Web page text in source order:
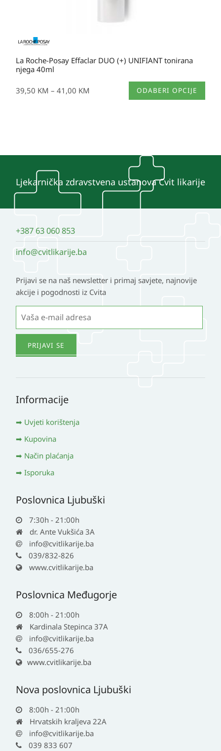
La Roche-Posay Effaclar DUO (+) UNIFIANT tonirana
njega 40ml
39,50 KM – 41,00 KM ODABERI OPCIJE
Ovaj
proizvod
mogu
odabrati
Ljekarnička zdravstvena ustanova Cvit likarije
+387 63 060 853
info@cvitlikarije.ba
Prijavi se na naš newsletter i primaj savjete, najnovije
akcije i pogodnosti iz Cvita
Informacije
Uvjeti korištenja
Kupovina
Način plaćanja
Isporuka
Poslovnica Ljubuški
7:30h - 21:00h
dr. Ante Vukšića 3A
info@cvitlikarije.ba
039/832-826
www.cvitlikarije.ba
Poslovnica Međugorje
8:00h - 21:00h
Kardinala Stepinca 37A
info@cvitlikarije.ba
036/655-276
www.cvitlikarije.ba
Nova poslovnica Ljubuški
8:00h - 21:00h
Hrvatskih kraljeva 22A
info@cvitlikarije.ba
039 833 607